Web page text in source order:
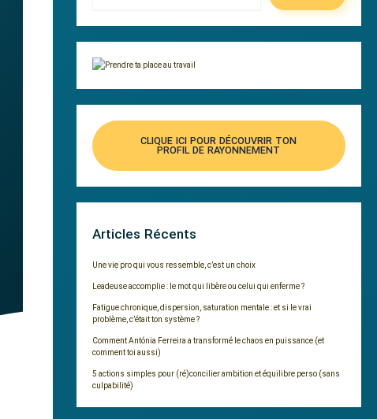
CLIQUE ICI POUR DÉCOUVRIR TON
PROFIL DE RAYONNEMENT
Articles Récents
Une vie pro qui vous ressemble, c’est un choix
Leadeuse accomplie : le mot qui libère ou celui qui enferme ?
Fatigue chronique, dispersion, saturation mentale : et si le vrai
problème, c’était ton système ?
Comment Antónia Ferreira a transformé le chaos en puissance (et
comment toi aussi)
5 actions simples pour (ré)concilier ambition et équilibre perso (sans
culpabilité)